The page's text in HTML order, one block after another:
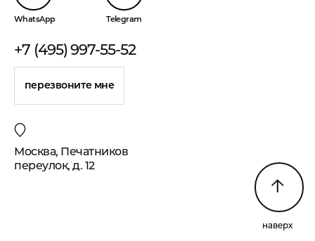
WhatsApp Telegram
+7 (495) 997-55-52
перезвоните мне
Москва, Печатников
переулок, д. 12
наверх